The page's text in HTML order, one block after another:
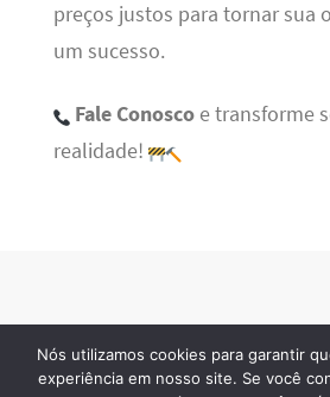
preços justos para tornar sua
um sucesso.
Fale Conoscoe transforme
realidade!
· 2026 © Todos os direitos
Nós utilizamos cookies para garantir
experiência em nosso site. Se você